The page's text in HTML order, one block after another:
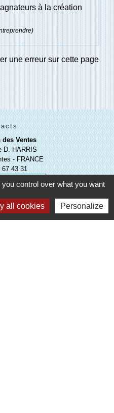
à la création
une erreur sur cette page
Ventes
D. HARRIS
- FRANCE
43 31
formulaire
control over what you want
all cookies Personalize